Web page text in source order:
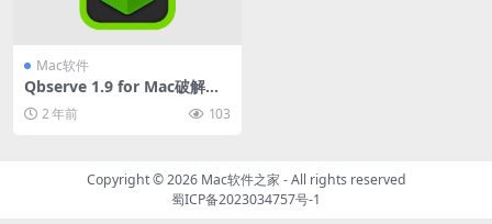
Mac软件
Qbserve 1.9 for Mac破解版
(自动时间跟踪软件)
2 年前 103
Copyright © 2026 Mac软件之家 - All rights reserved
蜀ICP备2023034757号-1